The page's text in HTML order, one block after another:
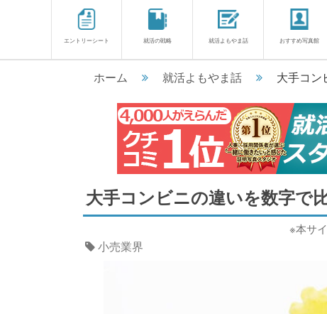
エントリーシート 就活の戦略 就活よもやま話 おすすめ写真館
ホーム 就活よもやま話 大手コン
大手コンビニの違いを数字で
※本サ
小売業界